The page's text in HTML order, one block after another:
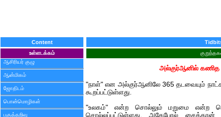
Content
உள்ளடக்கம்
ஆசிரியர் குழு
ஆன்மிகம்
ஜோதிடம்
பொன்மொழிகள்
பகுத்தறிவு
அல்குர்ஆனில்
"நாள்" என அல்குர்ஆனிலே 365 தடவையும்
கூறப்பட்டுள்ளது.
"உலகம்" என்ற சொல்லும் மறுமை என்ற
சொல்லப்பட்டுள்ளது. அதேபோல்